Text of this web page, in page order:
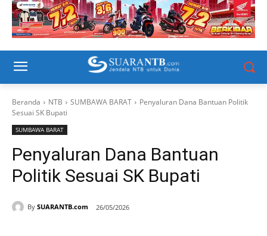
Beranda NTB SUMBAWA BARAT
Penyaluran Dana Bantuan Politik
Sesuai SK Bupati
SUMBAWA BARAT
Penyaluran Dana Bantuan
Politik Sesuai SK Bupati
By SUARANTB.com 26/05/2026